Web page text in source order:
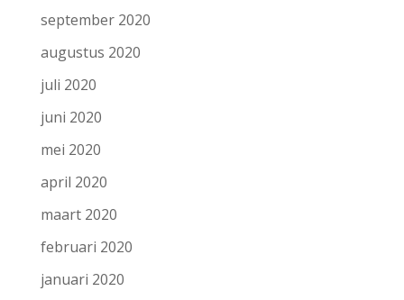
september 2020
augustus 2020
juli 2020
juni 2020
mei 2020
april 2020
maart 2020
februari 2020
januari 2020